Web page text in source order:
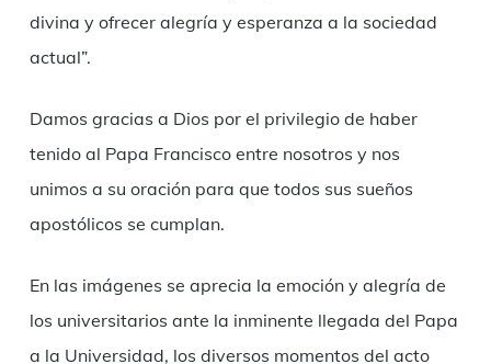
divina y ofrecer alegría y esperanza a la sociedad
actual”.
Damos gracias a Dios por el privilegio de haber
tenido al Papa Francisco entre nosotros y nos
unimos a su oración para que todos sus sueños
apostólicos se cumplan.
En las imágenes se aprecia la emoción y alegría de
los universitarios ante la inminente llegada del Papa
a la Universidad, los diversos momentos del acto